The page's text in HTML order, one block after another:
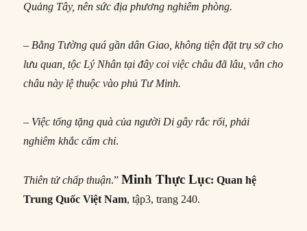
Quảng Tây, nên sức địa phương nghiêm phòng.
– Bằng Tường quá gần dân Giao, không tiện đặt trụ sở cho
lưu quan, tộc Lý Nhân tại đây coi việc châu đã lâu, vẫn cho
châu này lệ thuộc vào phủ Tư Minh.
– Việc tống tặng quà của người Di gây rắc rối, phải
nghiêm khắc cấm chỉ.
Thiên tử chấp thuận.” Minh Thực Lục: Quan hệ
Trung Quốc Việt Nam,tập3, trang 240.